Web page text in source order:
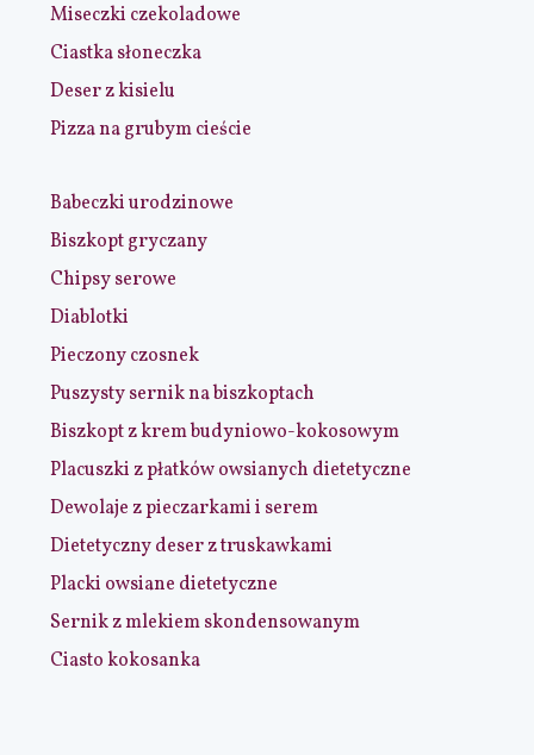
Miseczki czekoladowe
Ciastka słoneczka
Deser z kisielu
Pizza na grubym cieście
Babeczki urodzinowe
Biszkopt gryczany
Chipsy serowe
Diablotki
Pieczony czosnek
Puszysty sernik na biszkoptach
Biszkopt z krem budyniowo-kokosowym
Placuszki z płatków owsianych dietetyczne
Dewolaje z pieczarkami i serem
Dietetyczny deser z truskawkami
Placki owsiane dietetyczne
Sernik z mlekiem skondensowanym
Ciasto kokosanka